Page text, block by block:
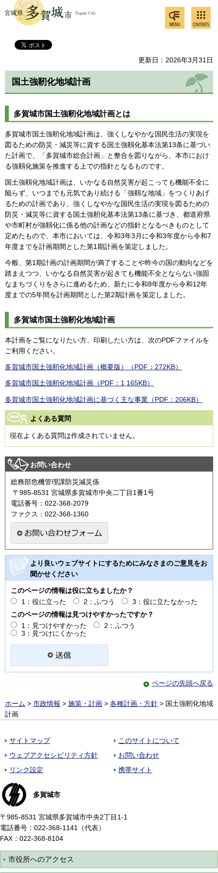
多賀城市
ンツメ
ニュー
共通メ
ニュー
更新日：2026年3月31日
国土強靭化地域計画
多賀城市国土強靭化地域計画とは
多賀城市国土強靭化地域計画は、強くしなやかな国民生活の実現を
図るための防災・減災等に資する国土強靱化基本法第13条に基づい
た計画で、「多賀城市総合計画」と整合を図りながら、本市におけ
る強靱化施策を推進する上での指針となるものです。
国土強靱化地域計画は、いかなる自然災害が起こっても機能不全に
陥らず、いつまでも元気であり続ける「強靱な地域」をつくりあげ
るための計画であり、強くしなやかな国民生活の実現を図るための
防災・減災等に資する国土強靭化基本法第13条に基づき、都道府県
や市町村が強靱化に係る他の計画などの指針となるべきものとして
定めたもので、本市においては、令和3年3月に令和3年度から令和7
年度までを計画期間とした第1期計画を策定しました。
今般、第1期計画の計画期間が満了することや昨今の国の動向などを
踏まえつつ、いかなる自然災害が起きても機能不全とならない強固
なまちづくりをさらに進めるため、新たに令和8年度から令和12年
度までの5年間を計画期間とした第2期計画を策定しました。
多賀城市国土強靭化地域計画
本計画をご覧になりたい方、印刷したい方は、次のPDFファイルを
ご利用ください。
多賀城市国土強靭化地域計画（概要版）（PDF：272KB）
多賀城市国土強靭化地域計画（PDF：1,165KB）
多賀城市国土強靭化地域計画に基づく主な事業（PDF：206KB）
よくある質問
現在よくある質問は作成されていません。
お問い合わせ
総務部危機管理課防災減災係
〒985-8531 宮城県多賀城市中央二丁目1番1号
電話番号：022-368-2079
ファクス：022-368-1360
より良いウェブサイトにするためにみなさまのご意見をお
聞かせください
このページの情報は役に立ちましたか？
1：役に立った
2：ふつう
3：役に立たなかった
このページの情報は見つけやすかったですか？
1：見つけやすかった
2：ふつう
3：見つけにくかった
ページの先頭へ戻る
ホーム > 市政情報 > 施策・計画 > 各種計画・方針 > 国土強靭化地域
計画
サイトマップ
このサイトについて
ウェブアクセシビリティ方針
お問い合わせ
リンク設定
携帯サイト
多賀城市
〒985-8531 宮城県多賀城市中央2丁目1-1
電話番号：022-368-1141（代表）
FAX：022-368-8104
市役所へのアクセス